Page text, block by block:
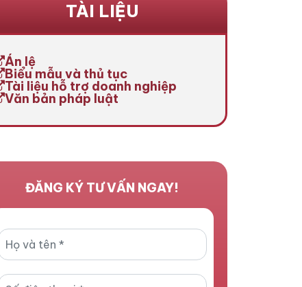
TÀI LIỆU
Án lệ
Biểu mẫu và thủ tục
Tài liệu hỗ trợ doanh nghiệp
Văn bản pháp luật
ĐĂNG KÝ TƯ VẤN NGAY!